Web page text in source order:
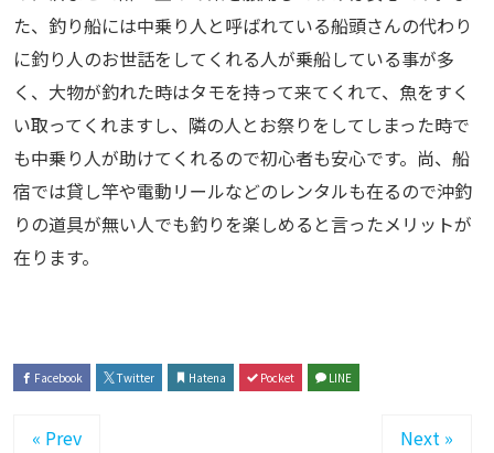
た、釣り船には中乗り人と呼ばれている船頭さんの代わり
に釣り人のお世話をしてくれる人が乗船している事が多
く、大物が釣れた時はタモを持って来てくれて、魚をすく
い取ってくれますし、隣の人とお祭りをしてしまった時で
も中乗り人が助けてくれるので初心者も安心です。尚、船
宿では貸し竿や電動リールなどのレンタルも在るので沖釣
りの道具が無い人でも釣りを楽しめると言ったメリットが
在ります。
Facebook Twitter Hatena Pocket LINE
« Prev Next »